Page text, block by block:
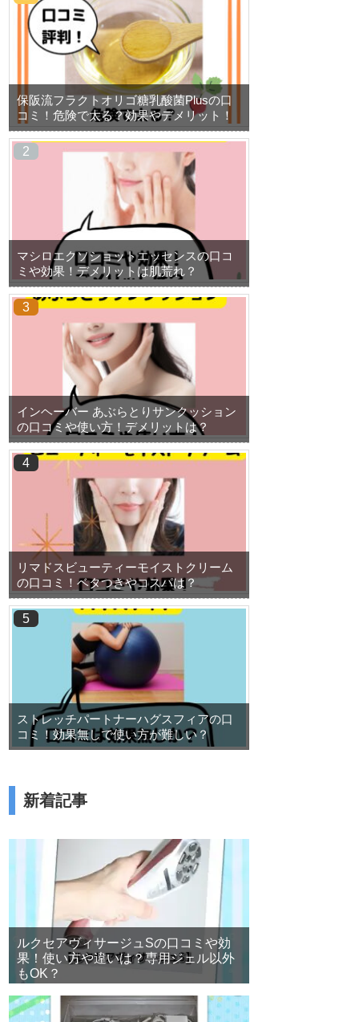
保阪流フラクトオリゴ糖乳酸菌Plusの口
コミ！危険で太る？効果やデメリット！
マシロエクソショットエッセンスの口コ
ミや効果！デメリットは肌荒れ？
インヘーバー あぶらとりサンクッション
の口コミや使い方！デメリットは？
リマドスビューティーモイストクリーム
の口コミ！ベタつきやコスパは？
ストレッチパートナーハグスフィアの口
コミ！効果無しで使い方が難しい？
新着記事
ルクセアヴィサージュSの口コミや効
果！使い方や違いは？専用ジェル以外
もOK？